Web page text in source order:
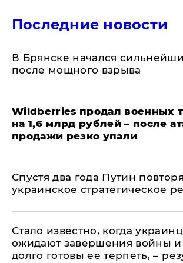
Последние новости
В Брянске начался
после мощного взрыва
​Wildberries продал военных
на 1,6 млрд рублей – после
продажи резко упали
Спустя два года Путин
украинское стратегическое
Стало известно, когда
ожидают завершения войны и
долго готовы ее терпеть, –